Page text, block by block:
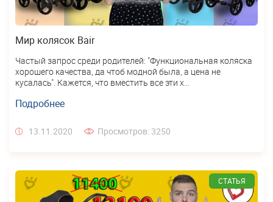
Мир колясок Bair
Частый запрос среди родителей: "Функциональная коляска
хорошего качества, да чтоб модной была, а цена не
кусалась". Кажется, что вместить все эти х...
Подробнее
13.11.2020 Просмотров: 3250
СТАТЬЯ